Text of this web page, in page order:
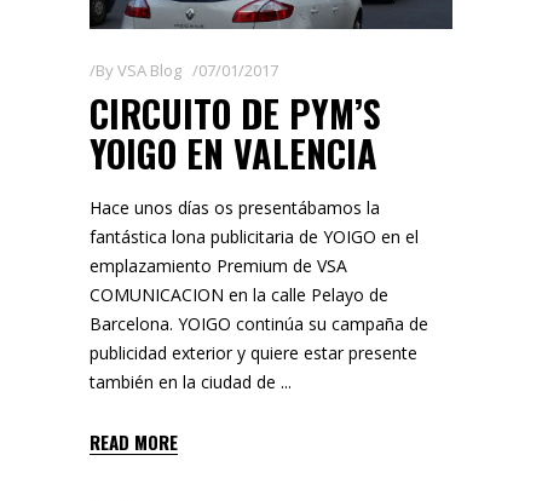
ByVSA Blog 07/01/2017
CIRCUITO DE PYM’S
YOIGO EN VALENCIA
Hace unos días os presentábamos la
fantástica lona publicitaria de YOIGO en el
emplazamiento Premium de VSA
COMUNICACION en la calle Pelayo de
Barcelona. YOIGO continúa su campaña de
publicidad exterior y quiere estar presente
también en la ciudad de
READ MORE